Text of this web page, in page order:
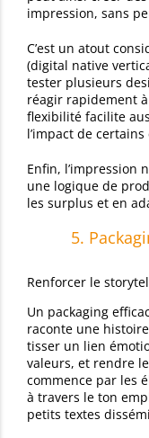
impression, sans
C’est un atout
(digital native
tester plusieurs
réagir rapidement
flexibilité facilite
l’impact de
Enfin, l’impression
une logique de
les surplus et en
5.
Renforcer le
Un packaging
raconte une
tisser un lien
valeurs, et rendre
commence par les
à travers le ton
petits textes